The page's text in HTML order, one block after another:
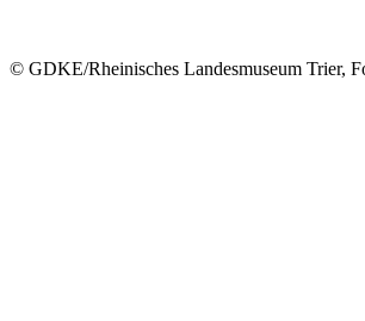
© GDKE/Rheinisches Landesmuseum Trier,